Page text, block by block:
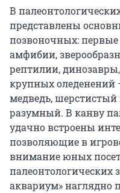
В
представлены
позвоночных:
амфибии,
рептилии,
крупных
медведь, шерстистый
разумный. В канву
удачно встроены
позволяющие в
внимание юных
палеонтологических
аквариум» наглядно